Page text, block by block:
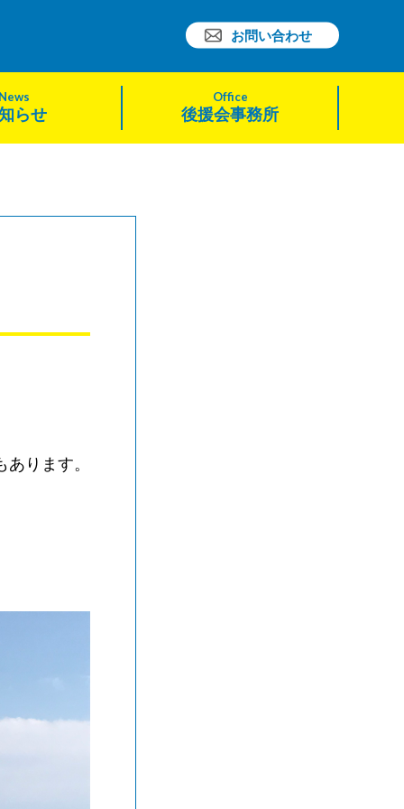
お問い合わせ
らせ
Office
後援会事務所
ります。